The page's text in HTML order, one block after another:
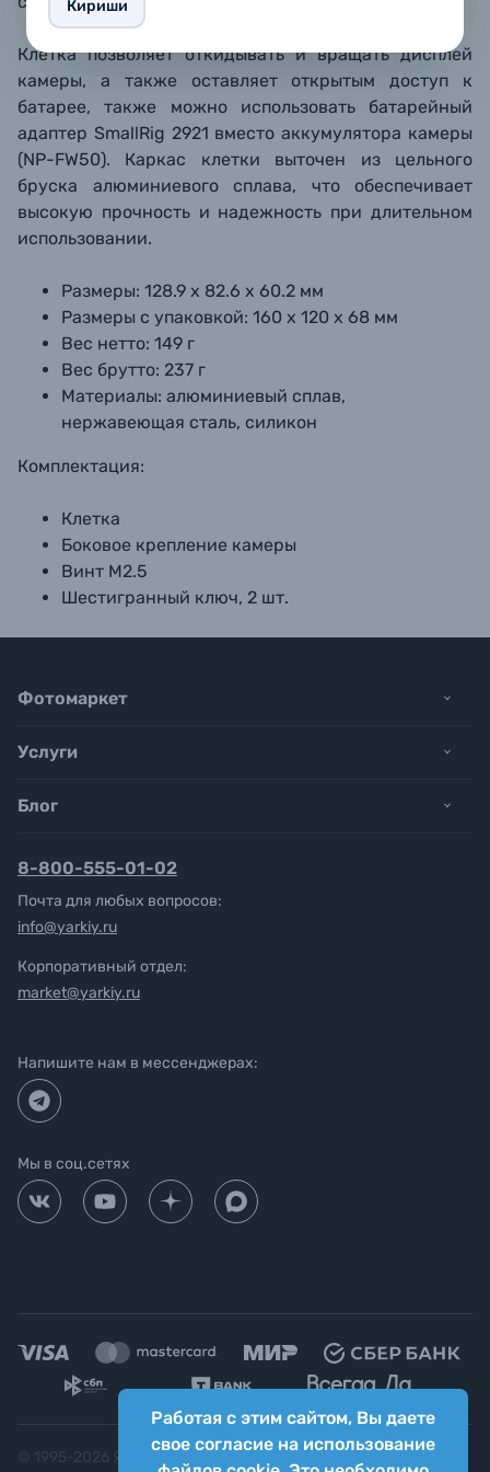
Кириши
Клетка позволяет откидывать и вращать дисплей
камеры, а также оставляет открытым доступ к
батарее, также можно использовать батарейный
адаптер SmallRig 2921 вместо аккумулятора камеры
(NP-FW50). Каркас клетки выточен из цельного
бруска алюминиевого сплава, что обеспечивает
высокую прочность и надежность при длительном
использовании.
Размеры: 128.9 х 82.6 х 60.2 мм
Размеры с упаковкой: 160 х 120 х 68 мм
Вес нетто: 149 г
Вес брутто: 237 г
Материалы: алюминиевый сплав,
нержавеющая сталь, силикон
Комплектация:
Клетка
Боковое крепление камеры
Винт М2.5
Шестигранный ключ, 2 шт.
Работая с этим сайтом, Вы даете
свое согласие на использование
Фотомаркет
Услуги
Блог
8-800-555-01-02
Почта для любых вопросов:
info@yarkiy.ru
Корпоративный отдел:
market@yarkiy.ru
Напишите нам в мессенджерах:
Мы в соц.сетях
Яркий фотомаркет ("Яркий Мир")